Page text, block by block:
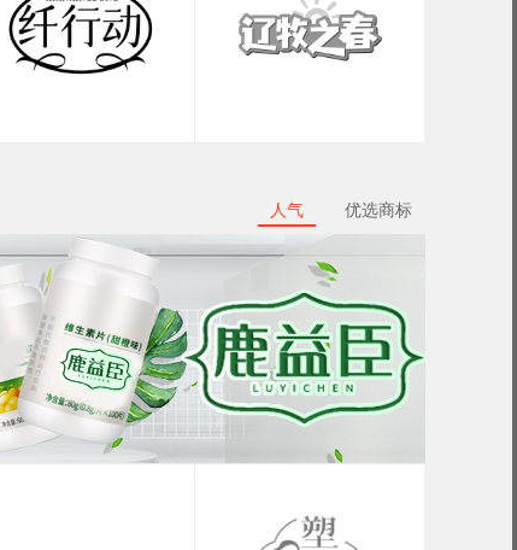
人气 优选商标